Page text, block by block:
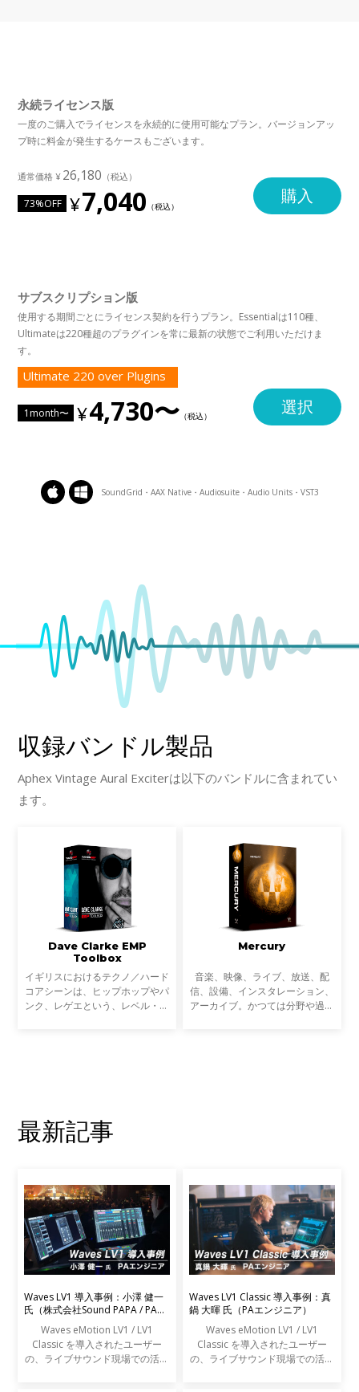
永続ライセンス版
一度のご購入でライセンスを永続的に使用可能なプラン。バージョンアッ
プ時に料金が発生するケースもございます。
26,180
73%OFF 7,040 購入
サブスクリプション版
使用する期間ごとにライセンス契約を行うプラン。Essentialは110種、
Ultimateは220種超のプラグインを常に最新の状態でご利用いただけま
す。
Ultimate 220 over Plugins
1month〜 4,730〜 選択
SoundGrid・AAX Native・Audiosuite・Audio Units・VST3
収録バンドル製品
Aphex Vintage Aural Exciterは以下のバンドルに含まれてい
ます。
Dave Clarke EMP
Toolbox
イギリスにおけるテクノ／ハード
コアシーンは、ヒップホップやパ
ンク、レゲエという、レベル・ミ
Mercury
音楽、映像、ライブ、放送、配
信、設備、インスタレーション、
アーカイブ。かつては分野や過程
最新記事
Waves LV1 導入事例：小澤 健一
氏（株式会社Sound PAPA / PAエ
Waves eMotion LV1 / LV1
Classic を導入されたユーザー
の、ライブサウンド現場での活用
Waves LV1 Classic 導入事例：真
鍋 大暉 氏（PAエンジニア）
Waves eMotion LV1 / LV1
Classic を導入されたユーザー
の、ライブサウンド現場での活用